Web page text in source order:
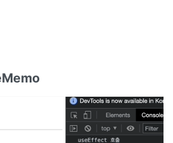
이 브라우저에서 화면을 업데이트 하는